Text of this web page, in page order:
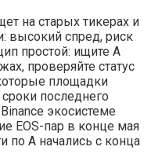
на старых тикерах и
высокий спред, риск
простой: ищите A
проверяйте статус
площадки
последнего
экосистеме
EOS-пар в конце мая
по A начались с конца